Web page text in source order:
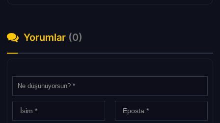
Yorumlar (0)